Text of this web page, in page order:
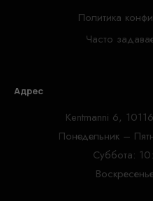
Политика
Часто
Адрес
Kentmanni 6,
Понедельник –
Суббота: